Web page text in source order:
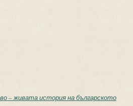
– живата история на българското